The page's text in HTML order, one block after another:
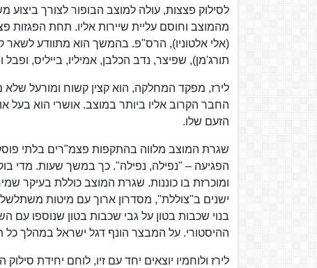
לסילוק פצצות, עולה למוצב הבופור לצורך
מהמוצב וחוסם עליית שיירות אליו. תחת הפגזות
(אלי אלטוניו), הרס"פ. בהמשך הוא מתוודע לשאר
תורג'מן), שפיצר, נדב הכלבן, אמיליו, בייליס, ופבל
לירז, מפקד המחלקה, הוא קצין קשוח ומורעל
החבר הקרוב אליו ביותר במוצב. אושרי הוא בעל
הזעם שלו.
שגרת המוצב מלווה בהתקפות פצמ"רים בלתי
הפגיעה – "נפילה, נפילה". כך במשך שעות. מדי
ומוכרזת בו כוננות. שגרת המוצב כוללת בעיקר
ישנים ב"צוללת", מסדרון ארוך עם מיטות
בנוי שכבות בטון על גבי שכבות בטון שנוספו
ההיסטורי. על המבצר הונף דגל ישראל במהלך כל
לירז ולוחמיו יוצאים יחד עם זיו, לוחם יחידת